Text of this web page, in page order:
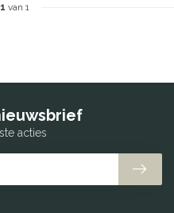
1 van 1
acties